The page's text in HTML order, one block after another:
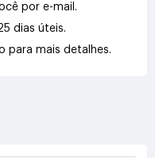
por e-mail.
dias úteis.
para mais detalhes.